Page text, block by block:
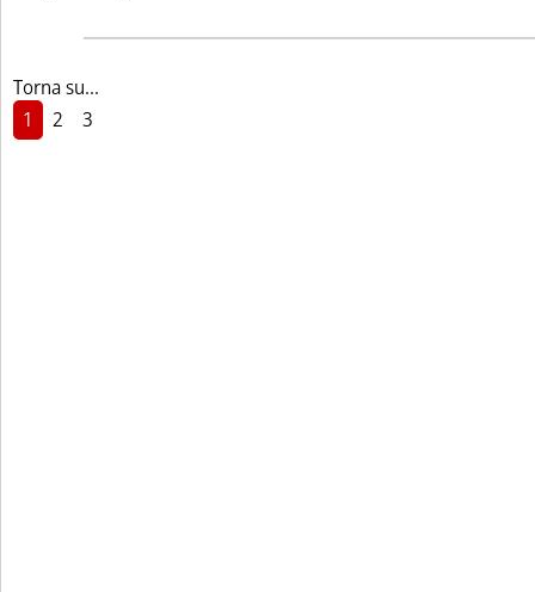
Torna su...
1
2 3